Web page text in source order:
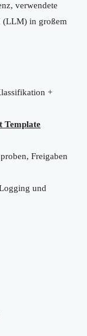
verwendete
(LLM) in großem
+
Template
Freigaben
und